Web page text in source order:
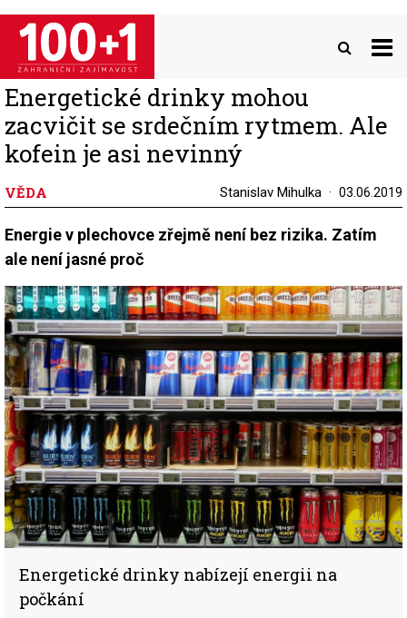
Přejít
hlavnímu
obsahu
Energetické drinky mohou
zacvičit se srdečním rytmem. Ale
kofein je asi nevinný
VĚDA Stanislav Mihulka 03.06.2019
Energie v plechovce zřejmě není bez rizika. Zatím
ale není jasné proč
Energetické drinky nabízejí energii na
počkání